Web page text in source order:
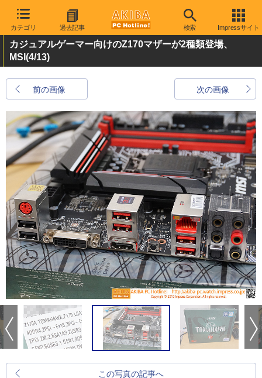
カテゴリ 過去記事 検索 Impressサイト
カジュアルゲーマー向けのZ170マザーが2種類登場、
MSI (4/13)
前の画像 次の画像
この写真の記事へ